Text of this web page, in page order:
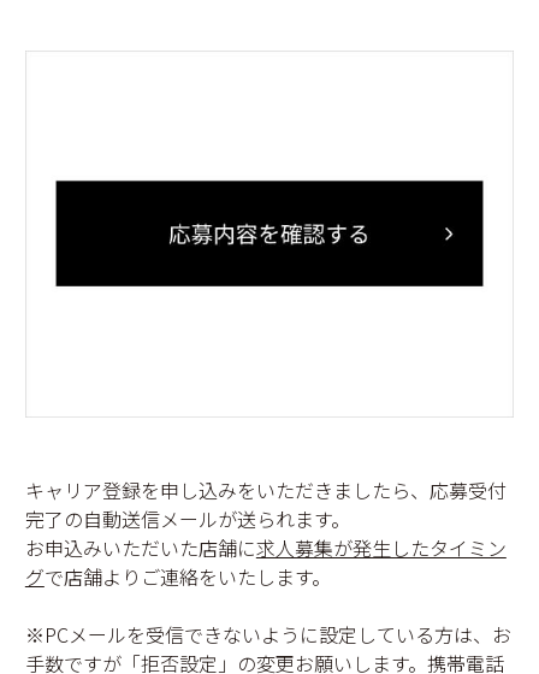
キャリア登録を申し込みをいただきましたら、応募受付
完了の自動送信メールが送られます。
お申込みいただいた店舗に求人募集が発生したタイミン
グで店舗よりご連絡をいたします。
※PCメールを受信できないように設定している方は、お
手数ですが「拒否設定」の変更お願いします。携帯電話